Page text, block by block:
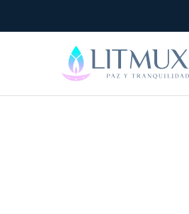
Litmux
Velas
Artesanales